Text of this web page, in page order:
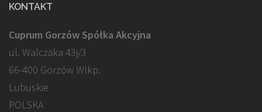
KONTAKT
Cuprum Gorzów Spółka Akcyjna
ul. Walczaka 43j/3
66-400 Gorzów Wlkp.
Lubuskie
POLSKA